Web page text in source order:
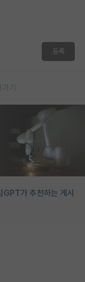
등록
기
GPT가 추천하는 게시